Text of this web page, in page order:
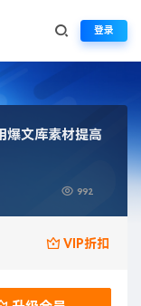
登录
文库素材提高
992
VIP折扣